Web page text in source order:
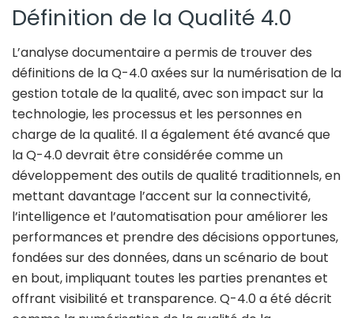
Définition de la Qualité 4.0
L’analyse documentaire a permis de trouver des
définitions de la Q-4.0 axées sur la numérisation de la
gestion totale de la qualité, avec son impact sur la
technologie, les processus et les personnes en
charge de la qualité. Il a également été avancé que
la Q-4.0 devrait être considérée comme un
développement des outils de qualité traditionnels, en
mettant davantage l’accent sur la connectivité,
l’intelligence et l’automatisation pour améliorer les
performances et prendre des décisions opportunes,
fondées sur des données, dans un scénario de bout
en bout, impliquant toutes les parties prenantes et
offrant visibilité et transparence. Q-4.0 a été décrit